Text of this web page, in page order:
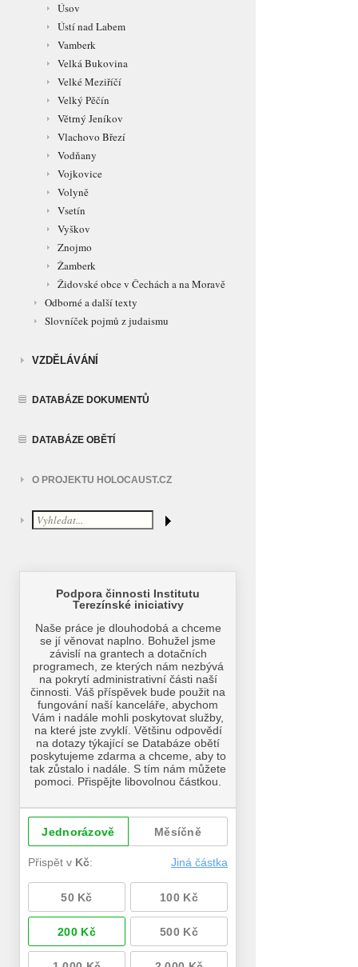
Úsov
Ústí nad Labem
Vamberk
Velká Bukovina
Velké Meziříčí
Velký Pěčín
Větrný Jeníkov
Vlachovo Březí
Vodňany
Vojkovice
Volyně
Vsetín
Vyškov
Znojmo
Žamberk
Židovské obce v Čechách a na Moravě
Odborné a další texty
Slovníček pojmů z judaismu
VZDĚLÁVÁNÍ
DATABÁZE DOKUMENTŮ
DATABÁZE OBĚTÍ
O PROJEKTU HOLOCAUST.CZ